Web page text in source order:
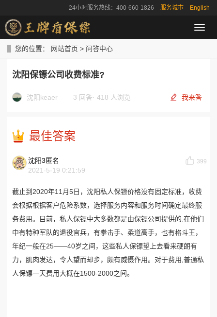
24小时服务热线：400-660-1826 服务城市 English
导
航
您的位置： 网站首页 > 问答中心
沈阳保镖公司收费标准?
沈阳keaer 3 回答· 418 人浏览 我来答
最佳答案
沈阳3匿名
2021-5-19 0:21:59
399
截止到2020年11月5日，沈阳私人保镖价格没有固定标准，收费
会根据根据客户危险系数，选择服务内容和服务时间确定最终服
务费用。目前，私人保镖中大多数都是由保镖公司提供的,在他们
中有特种军队的退役官兵，有拳击手、柔道高手，也有格斗王，
年纪一般在25——40岁之间，这些私人保镖望上去看来硬朗有
力，肌肉发达，令人望而却步，颇有威慑作用。对于费用,普通私
人保镖一天费用大概在1500-2000之间。